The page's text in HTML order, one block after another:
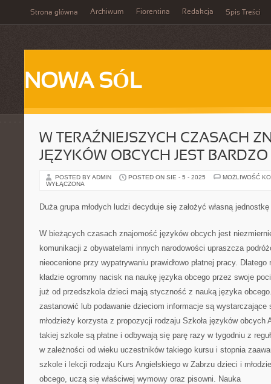
Strona główna Archiwum Fiorentina Redakcja Spis Treści
NOWA SÓL
W TERAŹNIEJSZYCH CZASACH
JĘZYKÓW OBCYCH JEST
POSTED BY ADMIN POSTED ON SIE - 5 - 2025
MOŻLIWOŚĆ
WYŁĄCZONA
Duża grupa młodych ludzi decyduje się założyć własną jednostkę
W bieżących czasach znajomość języków obcych jest
komunikacji z obywatelami innych narodowości upraszcza
nieocenione przy wypatrywaniu prawidłowo płatnej pracy.
kładzie ogromny nacisk na naukę języka obcego przez swoje
już od przedszkola dzieci mają styczność z nauką języka
zastanowić lub podawanie dzieciom informacje są
młodzieży korzysta z propozycji rodzaju Szkoła języków obcych
takiej szkole są płatne i odbywają się parę razy w tygodniu z
w zależności od wieku uczestników takiego kursu i stopnia
szkole i lekcji rodzaju Kurs Angielskiego w Zabrzu dzieci i
obcego, uczą się właściwej wymowy oraz pisowni. Nauka